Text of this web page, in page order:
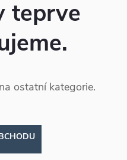
teprve
ostatní kategorie.